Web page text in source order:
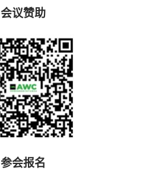
会议赞助
参会报名